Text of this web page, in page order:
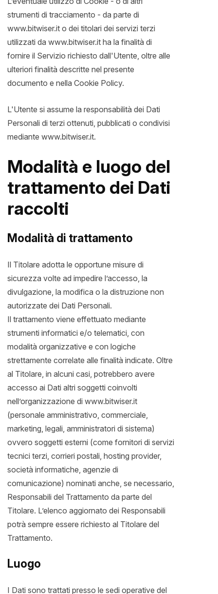
strumenti di tracciamento - da parte di
www.bitwiser.it o dei titolari dei servizi terzi
utilizzati da www.bitwiser.it ha la finalità di
fornire il Servizio richiesto dall'Utente, oltre alle
ulteriori finalità descritte nel presente
documento e nella Cookie Policy.
L'Utente si assume la responsabilità dei Dati
Personali di terzi ottenuti, pubblicati o condivisi
mediante www.bitwiser.it.
Modalità e luogo del
trattamento dei Dati
raccolti
Modalità di trattamento
Il Titolare adotta le opportune misure di
sicurezza volte ad impedire l’accesso, la
divulgazione, la modifica o la distruzione non
autorizzate dei Dati Personali.
Il trattamento viene effettuato mediante
strumenti informatici e/o telematici, con
modalità organizzative e con logiche
strettamente correlate alle finalità indicate. Oltre
al Titolare, in alcuni casi, potrebbero avere
accesso ai Dati altri soggetti coinvolti
nell’organizzazione di www.bitwiser.it
(personale amministrativo, commerciale,
marketing, legali, amministratori di sistema)
ovvero soggetti esterni (come fornitori di servizi
tecnici terzi, corrieri postali, hosting provider,
società informatiche, agenzie di
comunicazione) nominati anche, se necessario,
Responsabili del Trattamento da parte del
Titolare. L’elenco aggiornato dei Responsabili
potrà sempre essere richiesto al Titolare del
Trattamento.
Luogo
I Dati sono trattati presso le sedi operative del